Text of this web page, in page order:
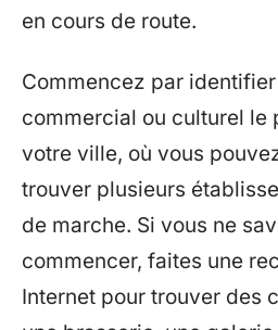
en cours de route.
Commencez par
commercial ou culturel le
votre ville, où vous
trouver plusieurs
de marche. Si vous ne
commencer, faites une
Internet pour trouver des